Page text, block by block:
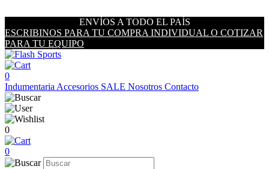
ENVÍOS A TODO EL PAÍS
ESCRIBINOS PARA TU COMPRA INDIVIDUAL O COTIZAR
PARA TU EQUIPO
0
Indumentaria Accesorios SALE Nosotros Contacto
0
0